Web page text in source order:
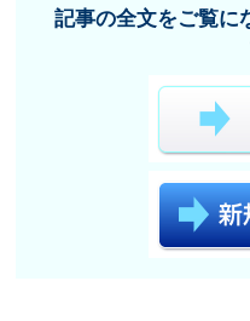
記事の全文をご覧に